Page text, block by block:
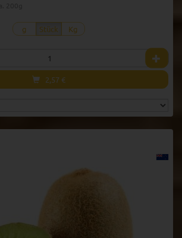
g Stück Kg
2,57 €